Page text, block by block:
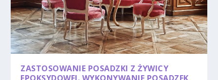
ZASTOSOWANIE POSADZKI Z ŻYWICY